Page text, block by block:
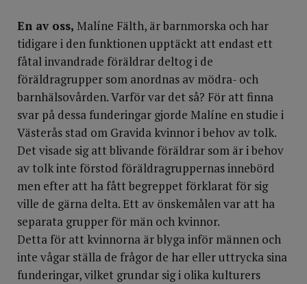
En av oss, Malíne Fälth, är barnmorska och har
tidigare i den funktionen upptäckt att endast ett
fåtal invandrade föräldrar deltog i de
föräldragrupper som anordnas av mödra- och
barnhälsovården. Varför var det så? För att finna
svar på dessa funderingar gjorde Malíne en studie i
Västerås stad om Gravida kvinnor i behov av tolk.
Det visade sig att blivande föräldrar som är i behov
av tolk inte förstod föräldragruppernas innebörd
men efter att ha fått begreppet förklarat för sig
ville de gärna delta. Ett av önskemålen var att ha
separata grupper för män och kvinnor.
Detta för att kvinnorna är blyga inför männen och
inte vågar ställa de frågor de har eller uttrycka sina
funderingar, vilket grundar sig i olika kulturers